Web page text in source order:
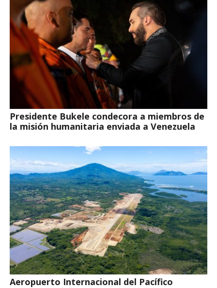
Presidente Bukele condecora a miembros de
la misión humanitaria enviada a Venezuela
Aeropuerto Internacional del Pacífico